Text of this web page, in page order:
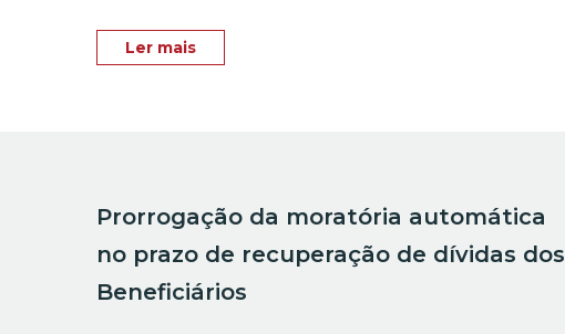
Ler mais
Prorrogação da moratória automática
no prazo de recuperação de dívidas dos
Beneficiários